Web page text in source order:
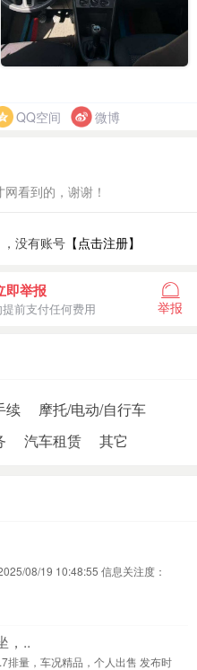
QQ空间 微博
看到的，谢谢！
，没有账号 【点击注册】
即举报
前支付任何费用 举报
续
摩托/电动/自行车
汽车租赁 其它
08/19 10:48:55 信息关注度：
，..
排量，车况精品，个人出售 发布时